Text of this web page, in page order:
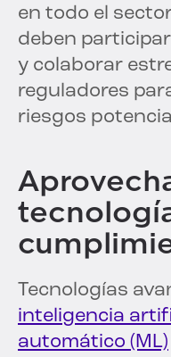
en todo el
deben
y colaborar
reguladores
riesgos
Tecnologías
inteligencia
automático (ML)